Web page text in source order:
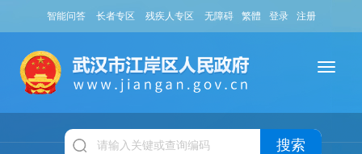
智能问答 长者专区 残疾人专区 无障碍 繁體 登录 注册
搜索